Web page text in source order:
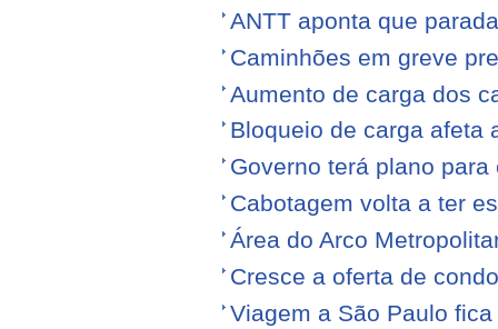
ANTT aponta que
Caminhões em greve
Aumento de carga dos
Bloqueio de carga afeta
Governo terá plano
Cabotagem volta a ter
Área do Arco
Cresce a oferta de
Viagem a São Paulo